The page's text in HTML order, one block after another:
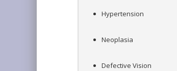
Hypertension
Neoplasia
Defective Vision